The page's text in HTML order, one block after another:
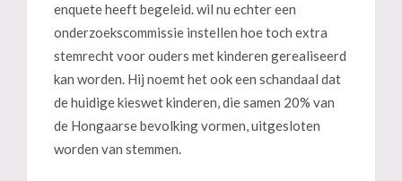
enquete heeft begeleid. wil nu echter een
onderzoekscommissie instellen hoe toch extra
stemrecht voor ouders met kinderen gerealiseerd
kan worden. Hij noemt het ook een schandaal dat
de huidige kieswet kinderen, die samen 20% van
de Hongaarse bevolking vormen, uitgesloten
worden van stemmen.